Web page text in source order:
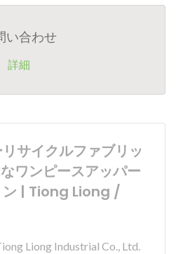
い合わせ
詳細
サイクルファブリッ
ワンピースアッパー
ン | Tiong Liong /
Liong Industrial Co., Ltd.